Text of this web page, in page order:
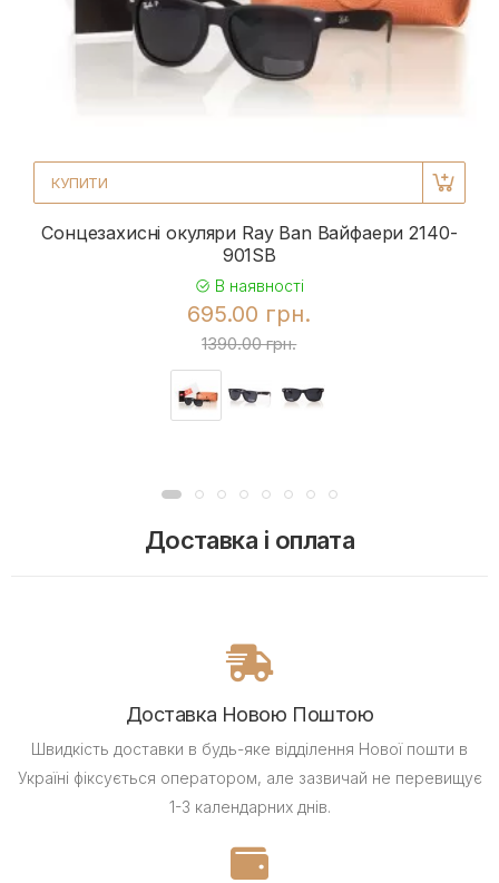
КУПИТИ
Сонцезахисні окуляри Ray Ban Вайфаери 2140-
901SB
В наявності
695.00 грн.
1390.00 грн.
Доставка і оплата
Доставка Новою Поштою
Швидкість доставки в будь-яке відділення Нової пошти в
Україні фіксується оператором, але зазвичай не перевищує
1-3 календарних днів.